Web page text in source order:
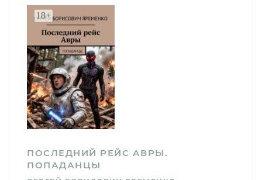
ПОСЛЕДНИЙ РЕЙС АВРЫ.
ПОПАДАНЦЫ